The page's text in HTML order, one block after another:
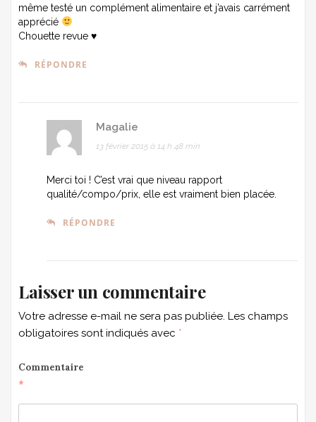
même testé un complément alimentaire et j’avais carrément
apprécié
Chouette revue ♥
RÉPONDRE
Magalie
13 février 2015 à 14 h 48 min
Merci toi ! C’est vrai que niveau rapport
qualité/compo/prix, elle est vraiment bien placée.
RÉPONDRE
Laisser un commentaire
Votre adresse e-mail ne sera pas publiée. Les champs
obligatoires sont indiqués avec *
Commentaire
*